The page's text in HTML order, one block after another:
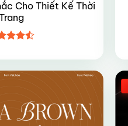
Cho Thiết Kế Thời
4.45